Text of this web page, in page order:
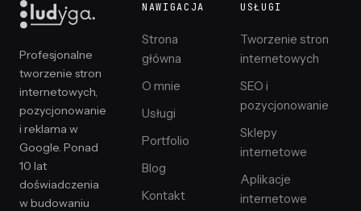
Profesjonalne
tworzenie stron
internetowych,
pozycjonowanie
i reklama w
Google. Ponad
10 lat
doświadczenia
w budowaniu
NAWIGACJA
Strona
główna
O mnie
Usługi
Portfolio
Blog
Kontakt
USŁUGI
Tworzenie stron
internetowych
SEO i
pozycjonowanie
Sklepy
internetowe
Aplikacje
internetowe